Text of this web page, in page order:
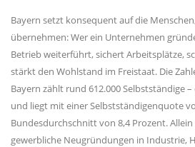
Bayern setzt konsequent auf die
übernehmen: Wer ein Unternehmen
Betrieb weiterführt, sichert Arbeitsplätze,
stärkt den Wohlstand im Freistaat. Die
Bayern zählt rund 612.000 Selbstständige
und liegt mit einer Selbstständigenquote
Bundesdurchschnitt von 8,4 Prozent.
gewerbliche Neugründungen in Industrie,